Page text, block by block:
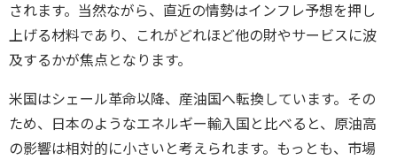
されます。当然ながら、直近の情勢はインフレ予想を押し
上げる材料であり、これがどれほど他の財やサービスに波
及するかが焦点となります。
米国はシェール革命以降、産油国へ転換しています。その
ため、日本のようなエネルギー輸入国と比べると、原油高
の影響は相対的に小さいと考えられます。もっとも、市場